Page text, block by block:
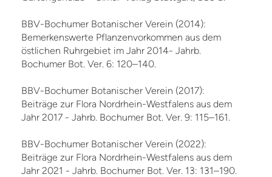
BBV-Bochumer Botanischer Verein (2014):
Bemerkenswerte Pflanzenvorkommen aus dem
östlichen Ruhrgebiet im Jahr 2014- Jahrb.
Bochumer Bot. Ver. 6: 120–140.
BBV-Bochumer Botanischer Verein (2017):
Beiträge zur Flora Nordrhein-Westfalens aus dem
Jahr 2017 - Jahrb. Bochumer Bot. Ver. 9: 115–161.
BBV-Bochumer Botanischer Verein (2022):
Beiträge zur Flora Nordrhein-Westfalens aus dem
Jahr 2021 - Jahrb. Bochumer Bot. Ver. 13: 131–190.